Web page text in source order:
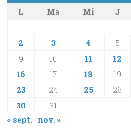
L
Ma Mi J
2
3 4 5
9
10 11 12
16
17 18 19
23
24 25 26
30
31
« sept.
nov. »